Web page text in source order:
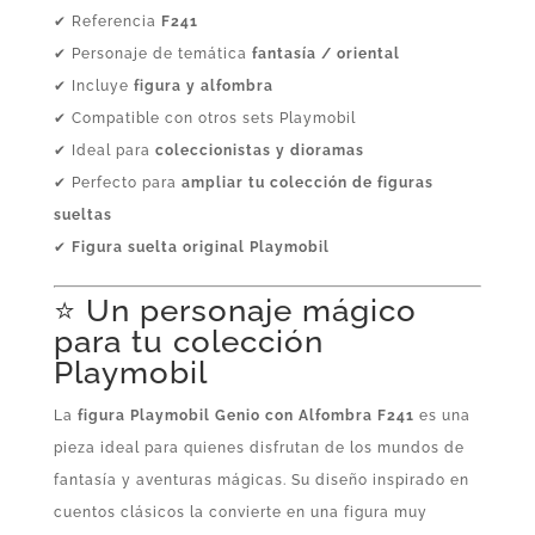
✔ Referencia F241
✔ Personaje de temática fantasía / oriental
✔ Incluye figura y alfombra
✔ Compatible con otros sets Playmobil
✔ Ideal para coleccionistas y dioramas
✔ Perfecto para ampliar tu colección de figuras
sueltas
✔ Figura suelta original Playmobil
⭐ Un personaje mágico
para tu colección
Playmobil
La figura Playmobil Genio con Alfombra F241 es una
pieza ideal para quienes disfrutan de los mundos de
fantasía y aventuras mágicas. Su diseño inspirado en
cuentos clásicos la convierte en una figura muy